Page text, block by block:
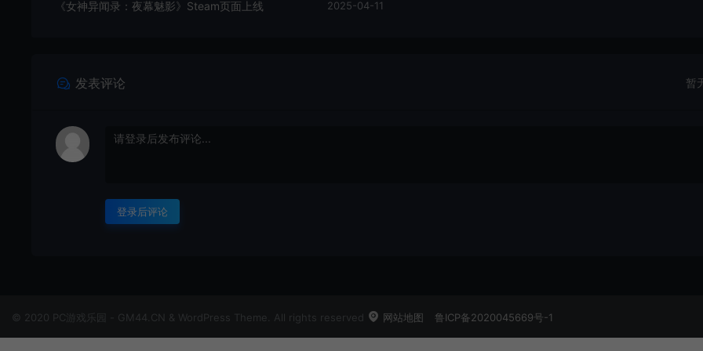
《女神异闻录：夜幕魅影》Steam页面上线 2025-04-11
发表评论 暂
登录后评论
© 2020 PC游戏乐园 - GM44.CN & WordPress Theme. All rights reserved 网站地图 鲁ICP备2020045669号-1